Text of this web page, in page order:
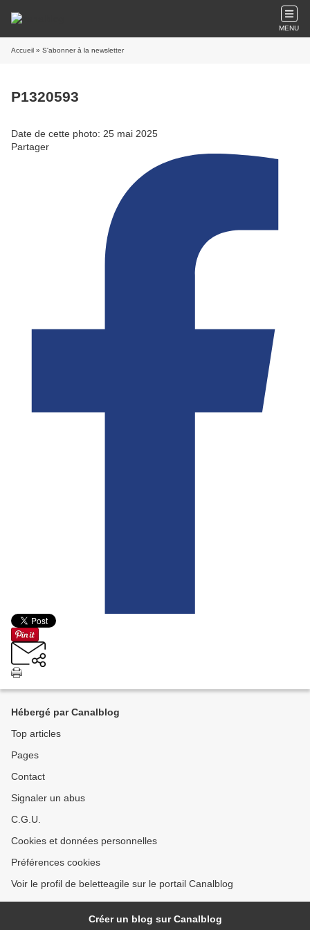
MENU
Accueil » S'abonner à la newsletter
P1320593
Date de cette photo: 25 mai 2025
Partager
Hébergé par Canalblog
Top articles
Pages
Contact
Signaler un abus
C.G.U.
Cookies et données personnelles
Préférences cookies
Voir le profil de beletteagile sur le portail Canalblog
Créer un blog sur Canalblog